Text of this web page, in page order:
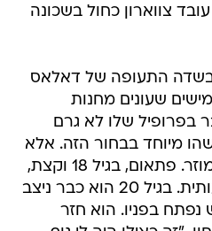
צווארון כחול בשכונה
התעופה של דאלאס
שעונים מחנות
בפרופיל שלו לא גרם
מיוחד בבחור הזה. אלא
שבאותו זמן קרה משהו מוזר. פתאום, בגיל 18 וקצת,
דניס החל לצמוח. משמעותית. בגיל 20 הוא כבר ניצב
חדש נפתח בפניו. הוא חזר